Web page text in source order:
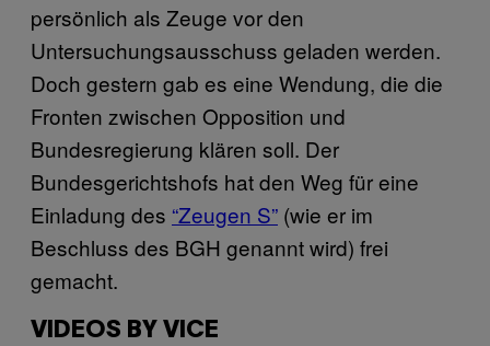
persönlich als Zeuge vor den
Untersuchungsausschuss geladen werden.
Doch gestern gab es eine Wendung, die die
Fronten zwischen Opposition und
Bundesregierung klären soll. Der
Bundesgerichtshofs hat den Weg für eine
Einladung des “Zeugen S” (wie er im
Beschluss des BGH genannt wird) frei
gemacht.
VIDEOS BY VICE